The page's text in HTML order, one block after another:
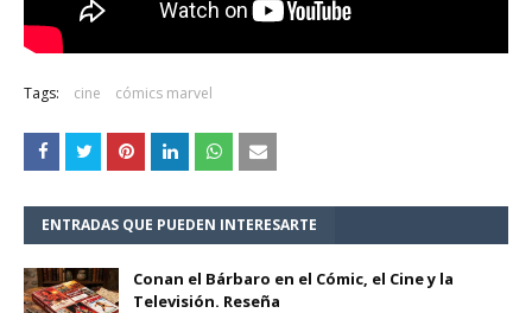
Tags: cine cómics marvel
ENTRADAS QUE PUEDEN INTERESARTE
Conan el Bárbaro en el Cómic, el Cine y la
Televisión. Reseña